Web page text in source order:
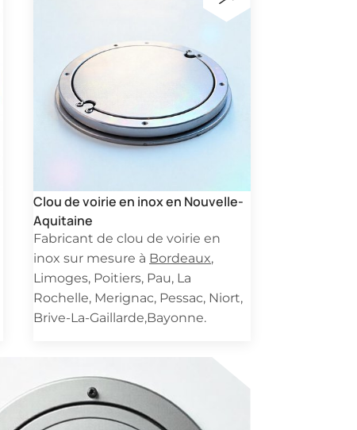
Clou de voirie en inox en Nouvelle-
Aquitaine
Fabricant de clou de voirie en
inox sur mesure àBordeaux,
Limoges, Poitiers, Pau, La
Rochelle, Merignac, Pessac, Niort,
Brive-La-Gaillarde,Bayonne.